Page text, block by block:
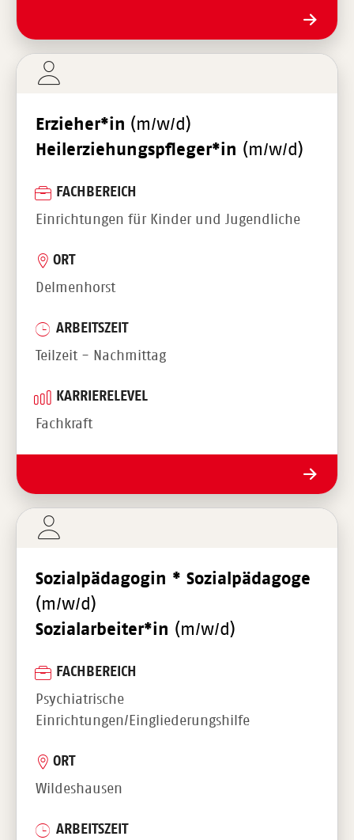
Erzieher*in (m/w/d)
Heilerziehungspfleger*in (m/w/d)
FACHBEREICH
Einrichtungen für Kinder und Jugendliche
ORT
Delmenhorst
ARBEITSZEIT
Teilzeit - Nachmittag
KARRIERELEVEL
Fachkraft
Sozialpädagogin * Sozialpädagoge
(m/w/d)
Sozialarbeiter*in (m/w/d)
FACHBEREICH
Psychiatrische
Einrichtungen/Eingliederungshilfe
ORT
Wildeshausen
ARBEITSZEIT